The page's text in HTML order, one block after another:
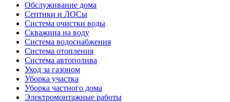
Обслуживание дома
Септики и ЛОСы
Система очистки воды
Скважина на воду
Система водоснабжения
Система отопления
Система автополива
Уход за газоном
Уборка участка
Уборка частного дома
Электромонтажные работы